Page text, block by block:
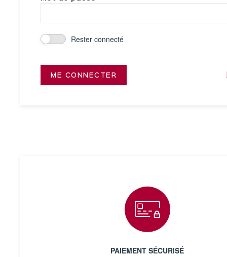
Rester connecté
ME CONNECTER
PAIEMENT SÉCURISÉ